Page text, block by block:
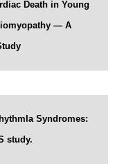
Death in Young
— A
Syndromes:
study.